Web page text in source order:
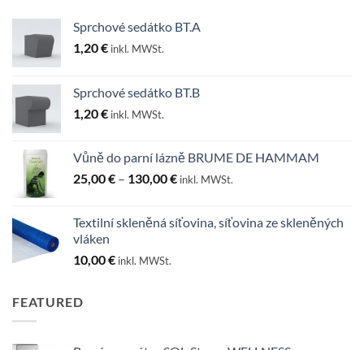
Sprchové sedátko BT.A
1,20€ inkl. MWSt.
Sprchové sedátko BT.B
1,20€ inkl. MWSt.
Vůně do parní lázně BRUME DE HAMMAM
25,00€ – 130,00€Rozpětí
až
inkl. MWSt.
Textilní skleněná síťovina, síťovina ze skleněných
vláken
10,00€ inkl. MWSt.
FEATURED